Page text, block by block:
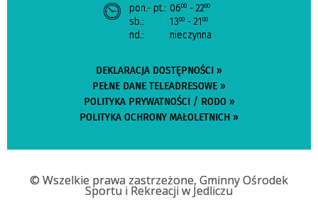
pon.- pt.: 0600 - 2200
sb.: 1300 - 21 00
nd.: nieczynna
DEKLARACJA DOSTĘPNOŚCI »
PEŁNE DANE TELEADRESOWE »
POLITYKA PRYWATNOŚCI / RODO »
POLITYKA OCHRONY MAŁOLETNICH »
© Wszelkie prawa zastrzeżone, Gminny Ośrodek
Sportu i Rekreacji w Jedliczu